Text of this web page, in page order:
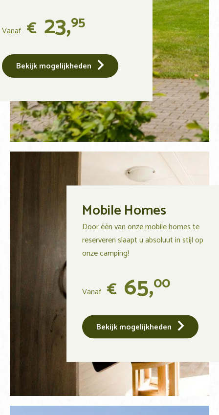
Vanaf € 23,95
Bekijk mogelijkheden
Mobile Homes
Door één van onze mobile homes te
reserveren slaapt u absoluut in stijl op
onze camping!
Vanaf € 65,00
Bekijk mogelijkheden